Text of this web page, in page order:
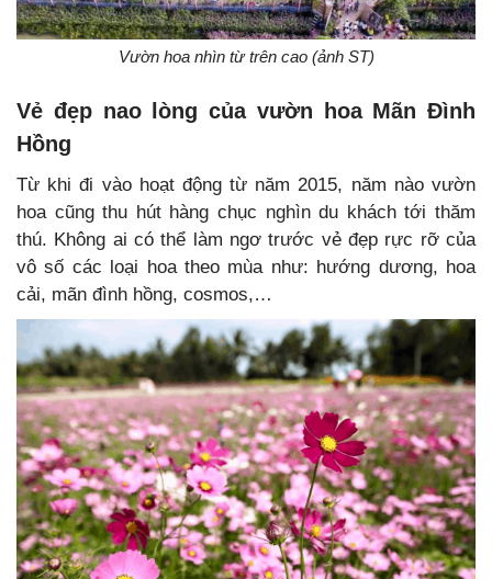
Vườn hoa nhìn từ trên cao (ảnh ST)
Vẻ đẹp nao lòng của vườn hoa Mãn Đình
Hồng
Từ khi đi vào hoạt động từ năm 2015, năm nào vườn
hoa cũng thu hút hàng chục nghìn du khách tới thăm
thú. Không ai có thể làm ngơ trước vẻ đẹp rực rỡ của
vô số các loại hoa theo mùa như: hướng dương, hoa
cải, mãn đình hồng, cosmos,…